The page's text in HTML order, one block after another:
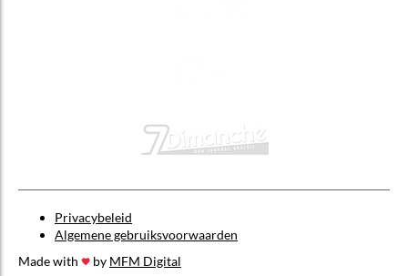
Privacybeleid
Algemene gebruiksvoorwaarden
Made with
by MFM Digital